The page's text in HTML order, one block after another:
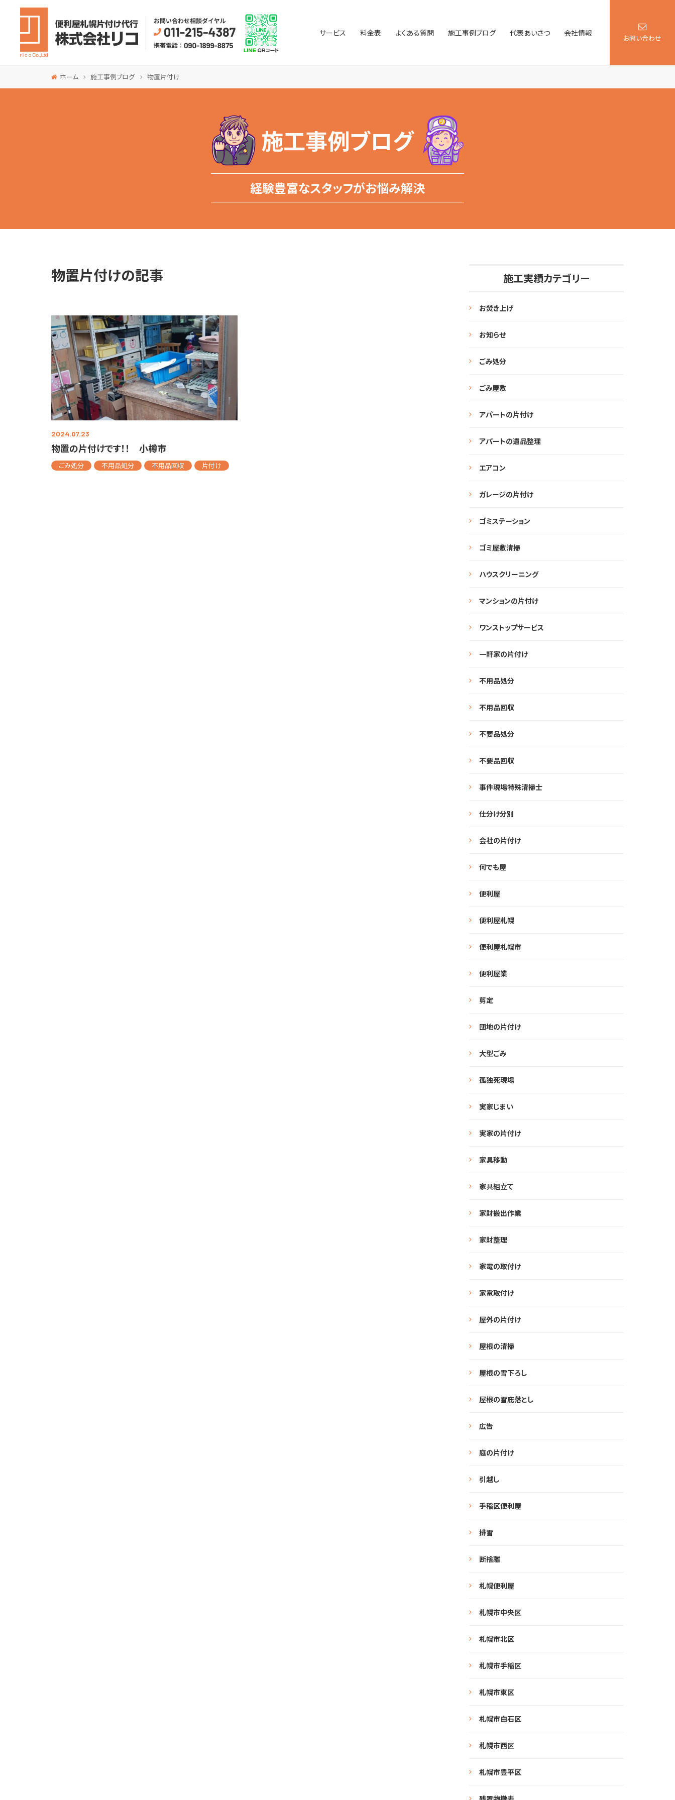
サービス 料金表 よくある質問 施工事例ブログ 代表あいさつ 会社情報
お問い合わせ
ホーム 施工事例ブログ 物置片付け
施工事例ブログ
経験豊富なスタッフがお悩み解決
物置片付けの記事
2024.07.23
物置の片付けです！！ 小樽市
ごみ処分 不用品処分 不用品回収 片付け
施工実績カテゴリー
お焚き上げ
お知らせ
ごみ処分
ごみ屋敷
アパートの片付け
アパートの遺品整理
エアコン
ガレージの片付け
ゴミステーション
ゴミ屋敷清掃
ハウスクリーニング
マンションの片付け
ワンストップサービス
一軒家の片付け
不用品処分
不用品回収
不要品処分
不要品回収
事件現場特殊清掃士
仕分け分別
会社の片付け
何でも屋
便利屋
便利屋札幌
便利屋札幌市
便利屋業
剪定
団地の片付け
大型ごみ
孤独死現場
実家じまい
実家の片付け
家具移動
家具組立て
家財搬出作業
家財整理
家電の取付け
家電取付け
屋外の片付け
屋根の清掃
屋根の雪下ろし
屋根の雪庇落とし
広告
庭の片付け
引越し
手稲区便利屋
排雪
断捨離
札幌便利屋
札幌市中央区
札幌市北区
札幌市手稲区
札幌市東区
札幌市白石区
札幌市西区
札幌市豊平区